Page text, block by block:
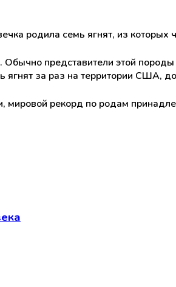
родила семь ягнят, из которых
представители этой
за раз на территории США,
рекорд по родам